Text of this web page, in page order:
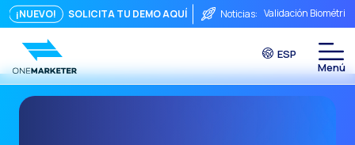
¡NUEVO! SOLICITA TU DEMO AQUÍ Noticias: Validación
Puntos de
Seguridad, ¿Te
Del chat a la
ESP